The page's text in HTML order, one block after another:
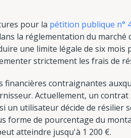
pour la pétition publique n°
la réglementation du
une limite légale de six mois
strictement les frais de
contraignantes
Actuellement, un
un utilisateur décide de
forme de pourcentage du
atteindre jusqu'à 1 200 €.